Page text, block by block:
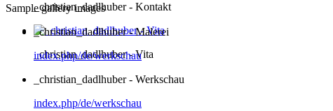
_christian_dadlhuber - Kontakt
_christian_dadlhuber - Vita
Sample gallery images
_christian_dadlhuber - Malerei
index.php/de/werkschau
_christian_dadlhuber - Werkschau
index.php/de/werkschau